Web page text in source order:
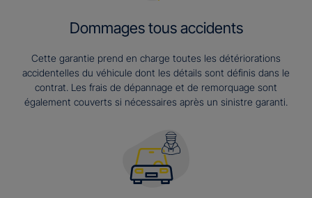
Dommages tous accidents
Cette garantie prend en charge toutes les détériorations
accidentelles du véhicule dont les détails sont définis dans le
contrat. Les frais de dépannage et de remorquage sont
également couverts si nécessaires après un sinistre garanti.